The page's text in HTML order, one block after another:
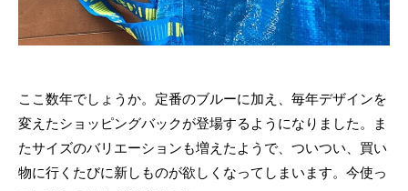
ここ数年でしょうか。定番のブルーに加え、毎年デザインを
変えたショッピングバックが登場するようになりました。ま
たサイズのバリエーションも増えたようで、ついつい、買い
物に行くたびに新しものが欲しくなってしまいます。今使っ